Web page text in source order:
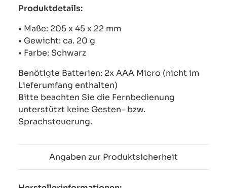
Produktdetails:
• Maße: 205 x 45 x 22 mm
• Gewicht: ca. 20 g
• Farbe: Schwarz
Benötigte Batterien: 2x AAA Micro (nicht im
Lieferumfang enthalten)
Bitte beachten Sie die Fernbedienung
unterstützt keine Gesten- bzw.
Sprachsteuerung.
Angaben zur Produktsicherheit